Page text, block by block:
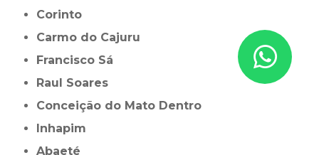
Corinto
Carmo do Cajuru
Francisco Sá
Raul Soares
Conceição do Mato Dentro
Inhapim
Abaeté